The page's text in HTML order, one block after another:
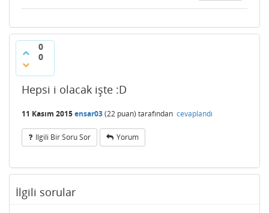
0
0
Hepsi i olacak işte :D
11 Kasım 2015ensar03(22 puan) tarafından cevaplandı
Ilgili Bir Soru Sor Yorum
İlgili sorular